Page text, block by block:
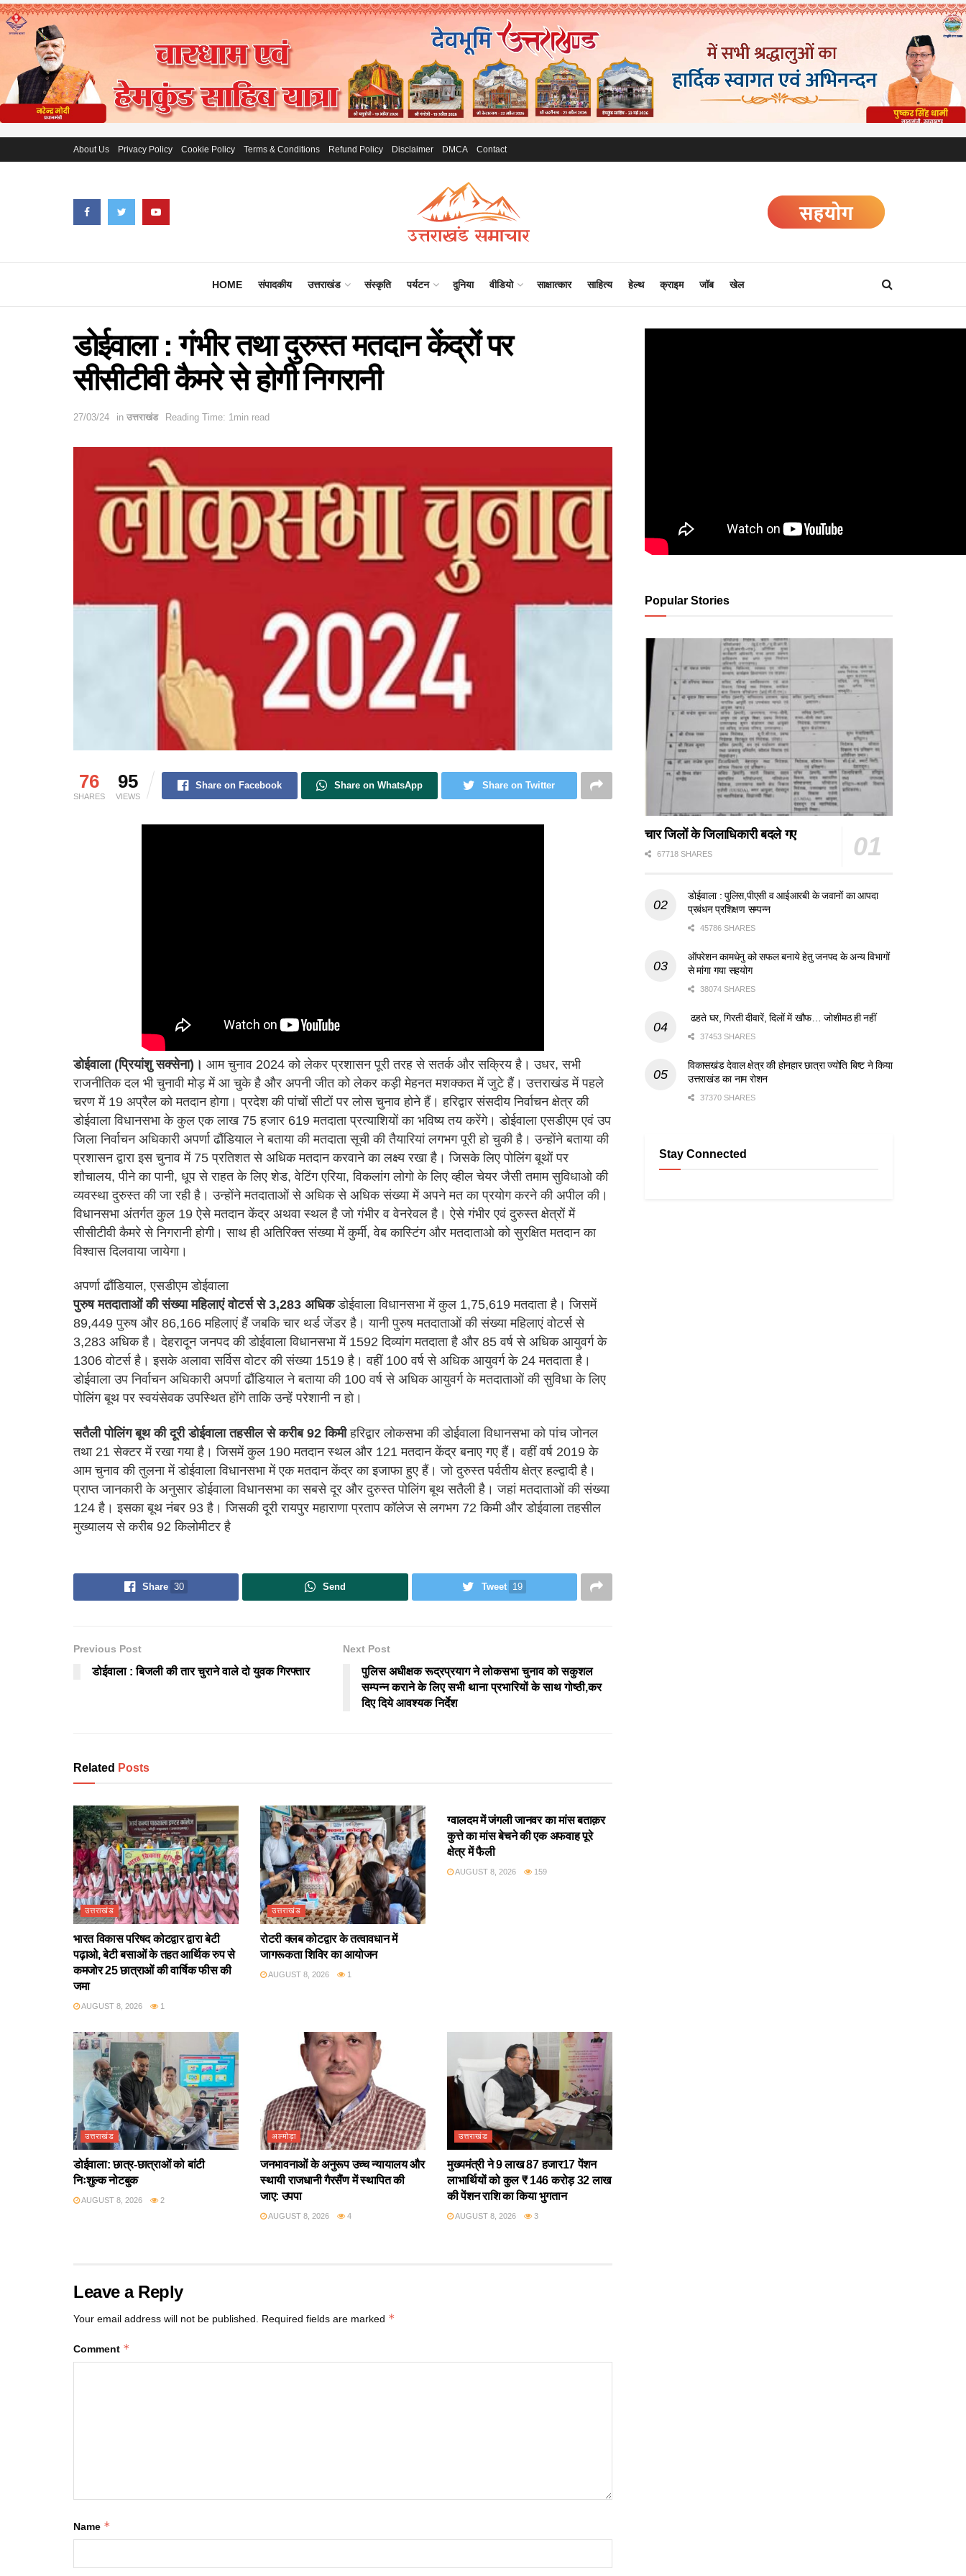
About Us Privacy Policy Cookie Policy Terms & Conditions Refund Policy Disclaimer DMCA Contact
HOME संपादकीय उत्तराखंड संस्कृति पर्यटन दुनिया वीडियो साक्षात्कार साहित्य हेल्थ क्राइम जॉब खेल
डोईवाला : गंभीर तथा दुरुस्त मतदान केंद्रों पर
सीसीटीवी कैमरे से होगी निगरानी
27/03/24 in उत्तराखंड Reading Time: 1min read
76
SHARES
95
VIEWS
Share on Facebook Share on WhatsApp Share on Twitter
डोईवाला (प्रियांशु सक्सेना)। आम चुनाव 2024 को लेकर प्रशासन पूरी तरह से सतर्क और सक्रिय है। उधर, सभी
राजनीतिक दल भी चुनावी मोड़ में आ चुके है और अपनी जीत को लेकर कड़ी मेहनत मशक्कत में जुटे हैं। उत्तराखंड में पहले
चरण में 19 अप्रैल को मतदान होगा। प्रदेश की पांचों सीटों पर लोस चुनाव होने हैं। हरिद्वार संसदीय निर्वाचन क्षेत्र की
डोईवाला विधानसभा के कुल एक लाख 75 हजार 619 मतदाता प्रत्याशियों का भविष्य तय करेंगे। डोईवाला एसडीएम एवं उप
जिला निर्वाचन अधिकारी अपर्णा ढौंडियाल ने बताया की मतदाता सूची की तैयारियां लगभग पूरी हो चुकी है। उन्होंने बताया की
प्रशासन द्वारा इस चुनाव में 75 प्रतिशत से अधिक मतदान करवाने का लक्ष्य रखा है। जिसके लिए पोलिंग बूथों पर
शौचालय, पीने का पानी, धूप से राहत के लिए शेड, वेटिंग एरिया, विकलांग लोगो के लिए व्हील चेयर जैसी तमाम सुविधाओ की
व्यवस्था दुरुस्त की जा रही है। उन्होंने मतदाताओं से अधिक से अधिक संख्या में अपने मत का प्रयोग करने की अपील की।
विधानसभा अंतर्गत कुल 19 ऐसे मतदान केंद्र अथवा स्थल है जो गंभीर व वेनरेवल है। ऐसे गंभीर एवं दुरुस्त क्षेत्रों में
सीसीटीवी कैमरे से निगरानी होगी। साथ ही अतिरिक्त संख्या में कुर्मी, वेब कास्टिंग और मतदाताओ को सुरक्षित मतदान का
विश्वास दिलवाया जायेगा।
अपर्णा ढौंडियाल, एसडीएम डोईवाला
पुरुष मतदाताओं की संख्या महिलाएं वोटर्स से 3,283 अधिकडोईवाला विधानसभा में कुल 1,75,619 मतदाता है। जिसमें
89,449 पुरुष और 86,166 महिलाएं हैं जबकि चार थर्ड जेंडर है। यानी पुरुष मतदाताओं की संख्या महिलाएं वोटर्स से
3,283 अधिक है। देहरादून जनपद की डोईवाला विधानसभा में 1592 दिव्यांग मतदाता है और 85 वर्ष से अधिक आयुवर्ग के
1306 वोटर्स है। इसके अलावा सर्विस वोटर की संख्या 1519 है। वहीं 100 वर्ष से अधिक आयुवर्ग के 24 मतदाता है।
डोईवाला उप निर्वाचन अधिकारी अपर्णा ढौंडियाल ने बताया की 100 वर्ष से अधिक आयुवर्ग के मतदाताओं की सुविधा के लिए
पोलिंग बूथ पर स्वयंसेवक उपस्थित होंगे ताकि उन्हें परेशानी न हो।
सतैली पोलिंग बूथ की दूरी डोईवाला तहसील से करीब 92 किमीहरिद्वार लोकसभा की डोईवाला विधानसभा को पांच जोनल
तथा 21 सेक्टर में रखा गया है। जिसमें कुल 190 मतदान स्थल और 121 मतदान केंद्र बनाए गए हैं। वहीं वर्ष 2019 के
आम चुनाव की तुलना में डोईवाला विधानसभा में एक मतदान केंद्र का इजाफा हुए हैं। जो दुरुस्त पर्वतीय क्षेत्र हल्द्वादी है।
प्राप्त जानकारी के अनुसार डोईवाला विधानसभा का सबसे दूर और दुरुस्त पोलिंग बूथ सतैली है। जहां मतदाताओं की संख्या
124 है। इसका बूथ नंबर 93 है। जिसकी दूरी रायपुर महाराणा प्रताप कॉलेज से लगभग 72 किमी और डोईवाला तहसील
मुख्यालय से करीब 92 किलोमीटर है
Share 30 Send Tweet 19
Previous Post
डोईवाला : बिजली की तार चुराने वाले दो युवक गिरफ्तार
Next Post
पुलिस अधीक्षक रूद्रप्रयाग ने लोकसभा चुनाव को सकुशल
सम्पन्न कराने के लिए सभी थाना प्रभारियों के साथ गोष्ठी,कर
दिए दिये आवश्यक निर्देश
Related Posts
उत्तराखंड
भारत विकास परिषद कोटद्वार द्वारा बेटी
पढ़ाओ, बेटी बसाओं के तहत आर्थिक रुप से
कमजोर 25 छात्राओं की वार्षिक फीस की
जमा
AUGUST 8, 2026 1
उत्तराखंड
रोटरी क्लब कोटद्वार के तत्वावधान में
जागरूकता शिविर का आयोजन
AUGUST 8, 2026 1
ग्वालदम में जंगली जानवर का मांस बताक़र
कुत्ते का मांस बेचने की एक अफवाह पूरे
क्षेत्र में फैली
AUGUST 8, 2026 159
उत्तराखंड
डोईवाला: छात्र-छात्राओं को बांटी
निःशुल्क नोटबुक
AUGUST 8, 2026 2
अल्मोड़ा
जनभावनाओं के अनुरूप उच्च न्यायालय और
स्थायी राजधानी गैरसैंण में स्थापित की
जाए: उपपा
AUGUST 8, 2026 4
उत्तराखंड
मुख्यमंत्री ने 9 लाख 87 हजार17 पेंशन
लाभार्थियों को कुल ₹ 146 करोड़ 32 लाख
की पेंशन राशि का किया भुगतान
AUGUST 8, 2026 3
Leave a Reply
Your email address will not be published. Required fields are marked *
Comment *
Name *
Popular Stories
चार जिलों के जिलाधिकारी बदले गए
67718 SHARES
डोईवाला : पुलिस,पीएसी व आईआरबी के जवानों का आपदा
प्रबंधन प्रशिक्षण सम्पन्न
45786 SHARES
ऑपरेशन कामधेनु को सफल बनाये हेतु जनपद के अन्य विभागों
से मांगा गया सहयोग
38074 SHARES
ढहते घर, गिरती दीवारें, दिलों में खौफ… जोशीमठ ही नहीं
37453 SHARES
विकासखंड देवाल क्षेत्र की होनहार छात्रा ज्योति बिष्ट ने किया
उत्तराखंड का नाम रोशन
37370 SHARES
Stay Connected